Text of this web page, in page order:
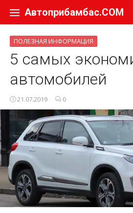
Автоприбамбас.COM
ПОЛЕЗНАЯ ИНФОРМАЦИЯ
5 самых
автомобилей
21.07.2019 0